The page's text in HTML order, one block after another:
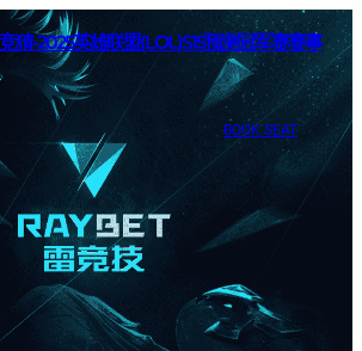
猜-2025英雄联盟(LOL)S15预测冠军赛赛事
BOOK SEAT